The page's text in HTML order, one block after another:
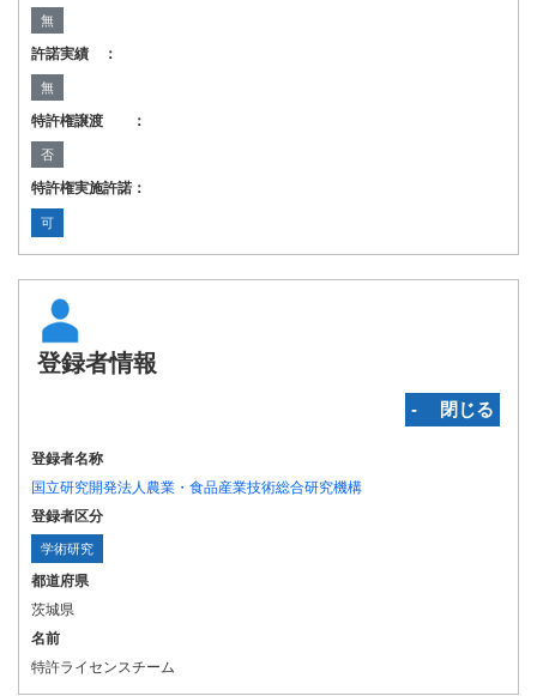
無
許諾実績 ：
無
特許権譲渡 ：
否
特許権実施許諾：
可
登録者情報
‐ 閉じる
登録者名称
国立研究開発法人農業・食品産業技術総合研究機構
登録者区分
学術研究
都道府県
茨城県
名前
特許ライセンスチーム